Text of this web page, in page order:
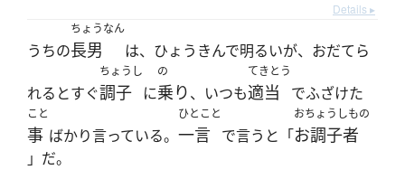
Details ▸
うちの
ちょうなん
長男 は、ひょうきんで明るいが、おだてら
れるとすぐ
ちょうし
調子 に
の
乗り、いつも
てきとう
適当 でふざけた
こと
事 ばかり言っている。
ひとこと
一言 で言うと「
おちょうしもの
お調子者
」だ。